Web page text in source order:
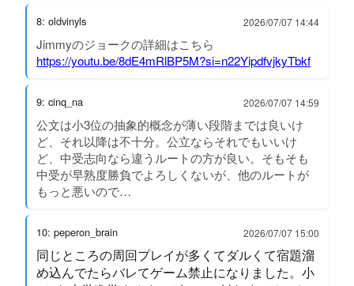
8: oldvinyls 2026/07/07 14:44
Jimmyのジョークの詳細はこちら
https://youtu.be/8dE4mRlBP5M?si=n22YipdfvjkyTbkf
9: cinq_na 2026/07/07 14:59
公文は小3位の抽象的概念が薄い段階までは良いけ
ど、それ以降は不十分。公立ならそれでもいいけ
ど、中受志向なら違うルートの方が良い。そもそも
中受が早熟度勝負でよろしくないが、他のルートが
もっと悪いので…
10: peperon_brain 2026/07/07 15:00
同じところの周回プレイが多くてダルくて宿題溜
め込んでたらバレてゲーム禁止になりました。小